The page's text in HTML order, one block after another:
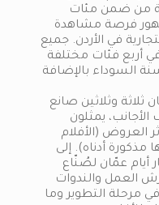
من ضمن مئات
فرصة مشاهدة
في الأردن. جميع
و 2022 تتنافس في أربع فئات مختلفة
السوداء بالإضافة
وثلاثين صانع
يمثلون
العروض (الأفلام
مذكورة أدناه). إلى
عمّان لصُنّاع
العمل والندوات
مرحلة التطوير وما